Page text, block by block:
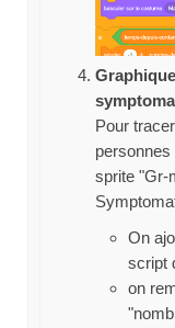
Pour
sprite "Gr-
On
script
on